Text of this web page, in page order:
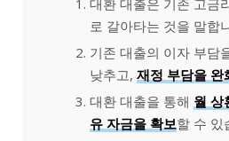
로 갈아타는 것을 말합
기존 대출의 이자 부담
낮추고, 재정 부담을 완
대환 대출을 통해 월 상
유 자금을 확보할 수 있